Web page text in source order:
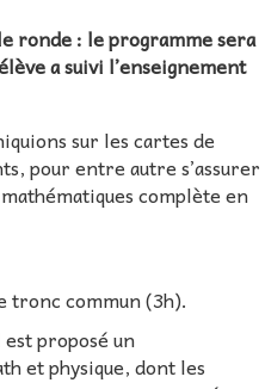
ronde : le programme sera
a suivi l’enseignement
sur les cartes de
pour entre autre s’assurer
complète en
tronc commun (3h).
proposé un
et physique, dont les